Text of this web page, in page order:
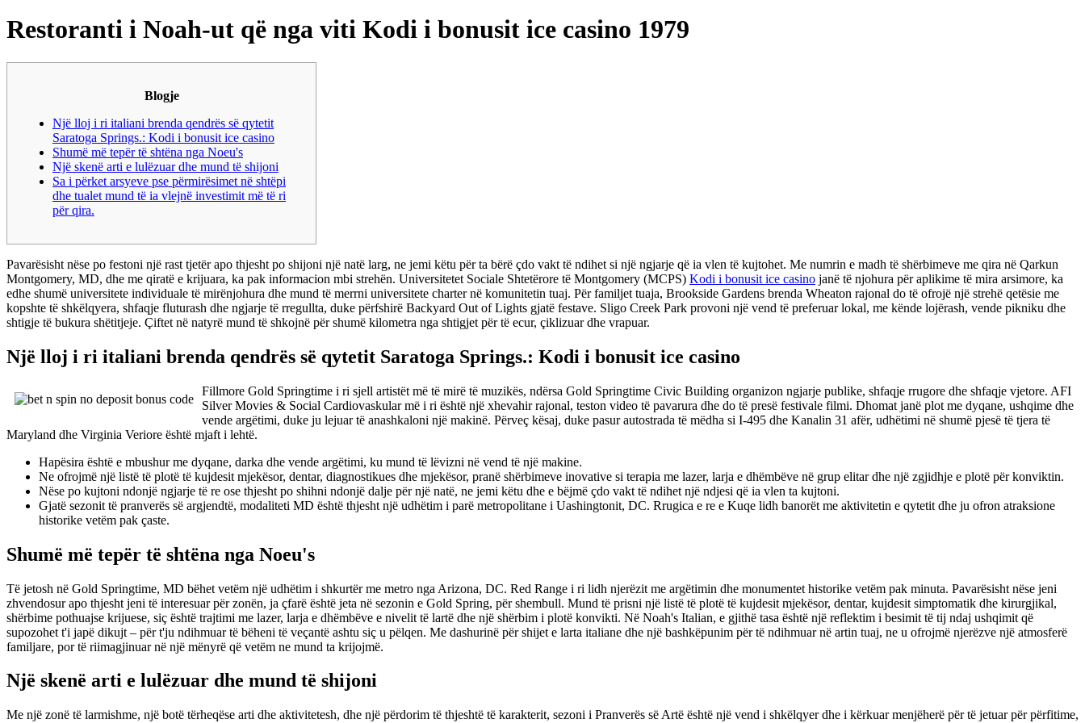
Restoranti i Noah-ut që nga viti Kodi i bonusit ice casino 1979
Blogje
Një lloj i ri italiani brenda qendrës së qytetit
Saratoga Springs.: Kodi i bonusit ice casino
Shumë më tepër të shtëna nga Noeu's
Një skenë arti e lulëzuar dhe mund të shijoni
Sa i përket arsyeve pse përmirësimet në shtëpi
dhe tualet mund të ia vlejnë investimit më të ri
për qira.
Pavarësisht nëse po festoni një rast tjetër apo thjesht po shijoni një natë larg, ne jemi këtu për ta bërë çdo vakt të ndihet si një ngjarje që ia vlen të kujtohet. Me numrin e madh të shërbimeve me qira në Qarkun
Montgomery, MD, dhe me qiratë e krijuara, ka pak informacion mbi strehën. Universitetet Sociale Shtetërore të Montgomery (MCPS) Kodi i bonusit ice casino janë të njohura për aplikime të mira arsimore, ka
edhe shumë universitete individuale të mirënjohura dhe mund të merrni universitete charter në komunitetin tuaj. Për familjet tuaja, Brookside Gardens brenda Wheaton rajonal do të ofrojë një strehë qetësie me
kopshte të shkëlqyera, shfaqje fluturash dhe ngjarje të rregullta, duke përfshirë Backyard Out of Lights gjatë festave. Sligo Creek Park provoni një vend të preferuar lokal, me kënde lojërash, vende pikniku dhe
shtigje të bukura shëtitjeje. Çiftet në natyrë mund të shkojnë për shumë kilometra nga shtigjet për të ecur, çiklizuar dhe vrapuar.
Një lloj i ri italiani brenda qendrës së qytetit Saratoga Springs.: Kodi i bonusit ice casino
Fillmore Gold Springtime i ri sjell artistët më të mirë të muzikës, ndërsa Gold Springtime Civic Building organizon ngjarje publike, shfaqje rrugore dhe shfaqje vjetore. AFI
Silver Movies & Social Cardiovaskular më i ri është një xhevahir rajonal, teston video të pavarura dhe do të presë festivale filmi. Dhomat janë plot me dyqane, ushqime dhe
vende argëtimi, duke ju lejuar të anashkaloni një makinë. Përveç kësaj, duke pasur autostrada të mëdha si I-495 dhe Kanalin 31 afër, udhëtimi në shumë pjesë të tjera të
Maryland dhe Virginia Veriore është mjaft i lehtë.
Hapësira është e mbushur me dyqane, darka dhe vende argëtimi, ku mund të lëvizni në vend të një makine.
Ne ofrojmë një listë të plotë të kujdesit mjekësor, dentar, diagnostikues dhe mjekësor, pranë shërbimeve inovative si terapia me lazer, larja e dhëmbëve në grup elitar dhe një zgjidhje e plotë për konviktin.
Nëse po kujtoni ndonjë ngjarje të re ose thjesht po shihni ndonjë dalje për një natë, ne jemi këtu dhe e bëjmë çdo vakt të ndihet një ndjesi që ia vlen ta kujtoni.
Gjatë sezonit të pranverës së argjendtë, modaliteti MD është thjesht një udhëtim i parë metropolitane i Uashingtonit, DC. Rrugica e re e Kuqe lidh banorët me aktivitetin e qytetit dhe ju ofron atraksione
historike vetëm pak çaste.
Shumë më tepër të shtëna nga Noeu's
Të jetosh në Gold Springtime, MD bëhet vetëm një udhëtim i shkurtër me metro nga Arizona, DC. Red Range i ri lidh njerëzit me argëtimin dhe monumentet historike vetëm pak minuta. Pavarësisht nëse jeni
zhvendosur apo thjesht jeni të interesuar për zonën, ja çfarë është jeta në sezonin e Gold Spring, për shembull. Mund të prisni një listë të plotë të kujdesit mjekësor, dentar, kujdesit simptomatik dhe kirurgjikal,
shërbime pothuajse krijuese, siç është trajtimi me lazer, larja e dhëmbëve e nivelit të lartë dhe një shërbim i plotë konvikti. Në Noah's Italian, e gjithë tasa është një reflektim i besimit të tij ndaj ushqimit që
supozohet t'i japë dikujt – për t'ju ndihmuar të bëheni të veçantë ashtu siç u pëlqen. Me dashurinë për shijet e larta italiane dhe një bashkëpunim për të ndihmuar në artin tuaj, ne u ofrojmë njerëzve një atmosferë
familjare, por të riimagjinuar në një mënyrë që vetëm ne mund ta krijojmë.
Një skenë arti e lulëzuar dhe mund të shijoni
Me një zonë të larmishme, një botë tërheqëse arti dhe aktivitetesh, dhe një përdorim të thjeshtë të karakterit, sezoni i Pranverës së Artë është një vend i shkëlqyer dhe i kërkuar menjëherë për të jetuar për përfitime,